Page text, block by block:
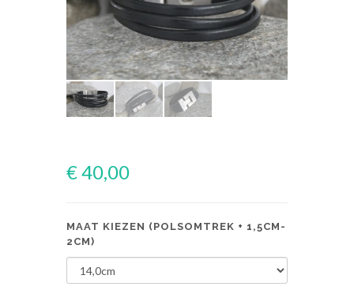
€ 40,00
MAAT KIEZEN (POLSOMTREK + 1,5CM-
2CM)